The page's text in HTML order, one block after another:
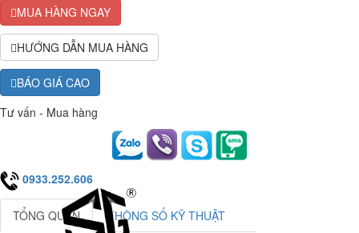
MUA HÀNG NGAY
HƯỚNG DẪN MUA HÀNG
BÁO GIÁ CAO
Tư vấn - Mua hàng
0933.252.606
TỔNG QUAN THÔNG SỐ KỸ THUẬT